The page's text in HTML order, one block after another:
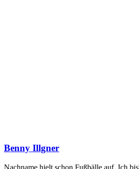
Benny Illgner
Nachname hielt schon Fußbälle auf. Ich